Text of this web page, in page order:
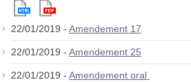
22/01/2019 - Amendement 17
22/01/2019 - Amendement 25
22/01/2019 - Amendement oral